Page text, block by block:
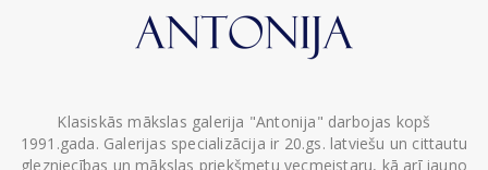
Klasiskās mākslas galerija "Antonija" darbojas kopš
1991.gada. Galerijas specializācija ir 20.gs. latviešu un cittautu
glezniecības un mākslas priekšmetu vecmeistaru, kā arī jauno